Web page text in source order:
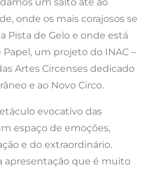
onde os mais corajosos se
Pista de Gelo e onde está
um projeto do INAC –
Artes Circenses dedicado
e ao Novo Circo.
evocativo das
espaço de emoções,
e do extraordinário.
apresentação que é muito